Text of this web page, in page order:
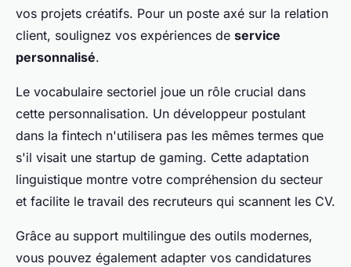
vos projets créatifs. Pour un poste axé sur la relation
client, soulignez vos expériences de service
personnalisé.
Le vocabulaire sectoriel joue un rôle crucial dans
cette personnalisation. Un développeur postulant
dans la fintech n'utilisera pas les mêmes termes que
s'il visait une startup de gaming. Cette adaptation
linguistique montre votre compréhension du secteur
et facilite le travail des recruteurs qui scannent les CV.
Grâce au support multilingue des outils modernes,
vous pouvez également adapter vos candidatures